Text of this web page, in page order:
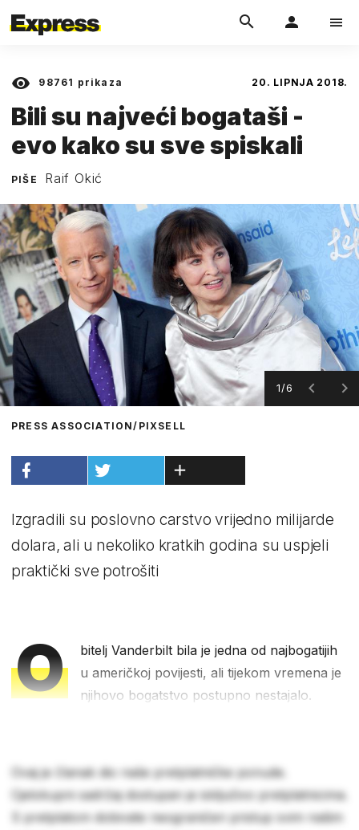
98761 prikaza 20. LIPNJA 2018.
Bili su najveći bogataši -
evo kako su sve spiskali
PIŠE Raif Okić
1/6
PRESS ASSOCIATION/PIXSELL
Izgradili su poslovno carstvo vrijedno milijarde
dolara, ali u nekoliko kratkih godina su uspjeli
praktički sve potrošiti
O
bitelj Vanderbilt bila je jedna od najbogatijih
u američkoj povijesti, ali tijekom vremena je
njihovo bogatstvo postupno nestajalo.
Ovaj je članak dio naše pretplatničke ponude.
Cjelokupni sadržaj dostupan je isključivo pretplatnicima.
S pretplatom dobivate neograničen pristup svim našim